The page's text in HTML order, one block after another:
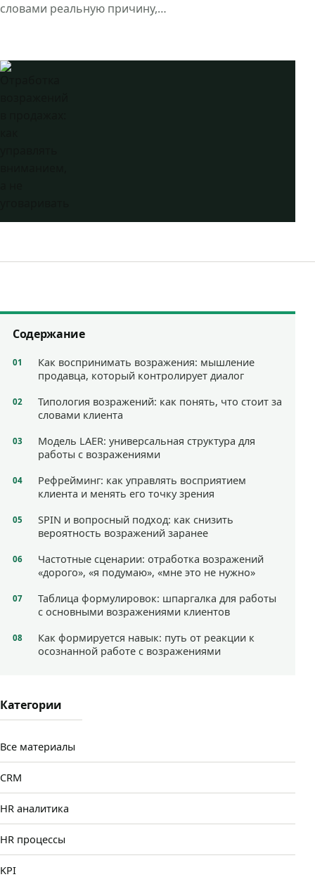
словами реальную причину,…
Содержание
Как воспринимать возражения: мышление
продавца, который контролирует диалог
Типология возражений: как понять, что стоит за
словами клиента
Модель LAER: универсальная структура для
работы с возражениями
Рефрейминг: как управлять восприятием
клиента и менять его точку зрения
SPIN и вопросный подход: как снизить
вероятность возражений заранее
Частотные сценарии: отработка возражений
«дорого», «я подумаю», «мне это не нужно»
Таблица формулировок: шпаргалка для работы
с основными возражениями клиентов
Как формируется навык: путь от реакции к
осознанной работе с возражениями
Категории
Все материалы
CRM
HR аналитика
HR процессы
KPI